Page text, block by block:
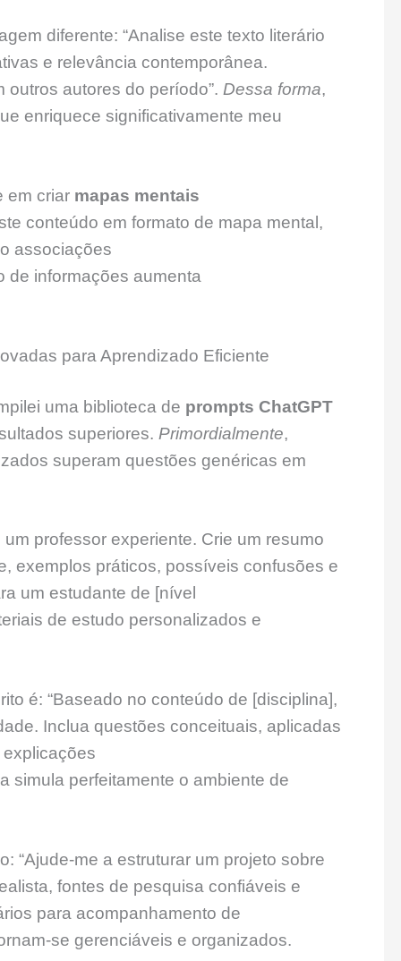
diferente: “Analise este texto literário
e relevância contemporânea.
autores do período”. Dessa forma,
enriquece significativamente meu
em criar mapas mentais
conteúdo em formato de mapa mental,
associações
de informações aumenta
para Aprendizado Eficiente
uma biblioteca de prompts ChatGPT
superiores. Primordialmente,
superam questões genéricas em
um professor experiente. Crie um resumo
exemplos práticos, possíveis confusões e
um estudante de [nível
de estudo personalizados e
é: “Baseado no conteúdo de [disciplina],
Inclua questões conceituais, aplicadas
simula perfeitamente o ambiente de
“Ajude-me a estruturar um projeto sobre
fontes de pesquisa confiáveis e
para acompanhamento de
se gerenciáveis e organizados.